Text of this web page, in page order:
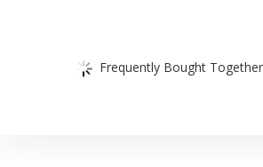
Frequently Bought